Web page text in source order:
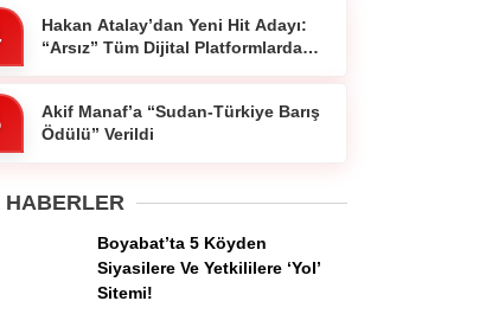
Youtube
Pinterest
Hakan Atalay’dan Yeni Hit Adayı:
“Arsız” Tüm Dijital Platformlarda
Akif Manaf’a “Sudan-Türkiye Barış
Ödülü” Verildi
HABERLER
Boyabat’ta 5 Köyden
Siyasilere Ve Yetkililere ‘Yol’
Sitemi!